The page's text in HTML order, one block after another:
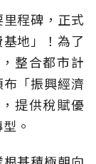
程碑，正式
地」！為了
整合都市計
「振興經濟
提供稅賦優
。